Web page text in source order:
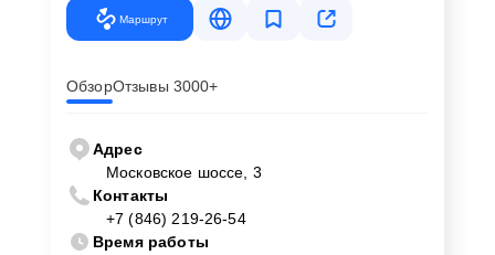
Маршрут
ОбзорОтзывы 3000+
Адрес
Московское шоссе, 3
Контакты
+7 (846) 219-26-54
Время работы